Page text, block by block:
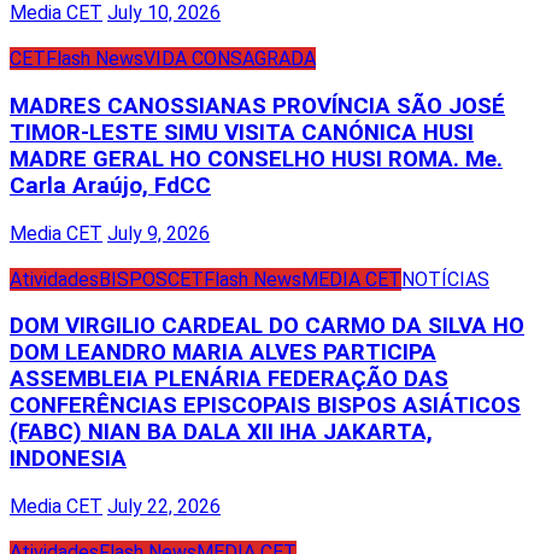
Media CET July 10, 2026
CET Flash NewsVIDA CONSAGRADA
MADRES CANOSSIANAS PROVÍNCIA SÃO JOSÉ
TIMOR-LESTE SIMU VISITA CANÓNICA HUSI
MADRE GERAL HO CONSELHO HUSI ROMA. Me.
Carla Araújo, FdCC
Media CET July 9, 2026
AtividadesBISPOSCETFlash NewsMEDIA CETNOTÍCIAS
DOM VIRGILIO CARDEAL DO CARMO DA SILVA HO
DOM LEANDRO MARIA ALVES PARTICIPA
ASSEMBLEIA PLENÁRIA FEDERAÇÃO DAS
CONFERÊNCIAS EPISCOPAIS BISPOS ASIÁTICOS
(FABC) NIAN BA DALA XII IHA JAKARTA,
INDONESIA
Media CET July 22, 2026